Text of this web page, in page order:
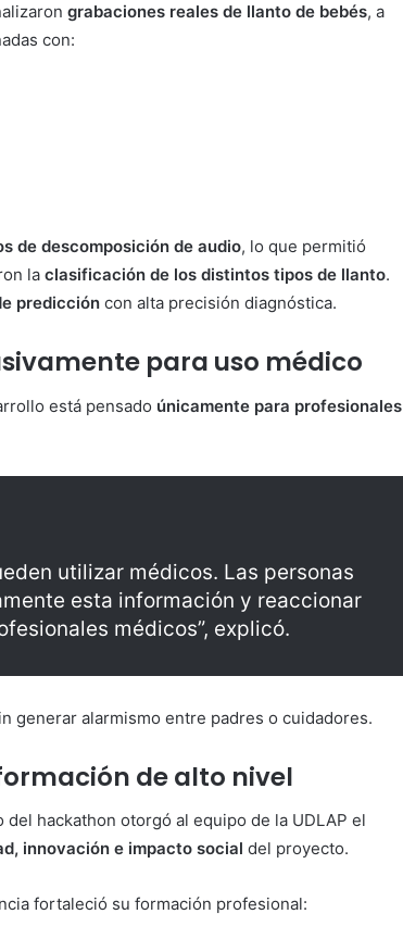
grabaciones reales de llanto de bebés, a
con:
de descomposición de audio, lo que permitió
la clasificación de los distintos tipos de llanto.
predicción con alta precisión diagnóstica.
para uso médico
está pensado únicamente para profesionales
utilizar médicos. Las personas
esta información y reaccionar
médicos”, explicó.
generar alarmismo entre padres o cuidadores.
de alto nivel
del hackathon otorgó al equipo de la UDLAP el
innovación e impacto social del proyecto.
fortaleció su formación profesional: